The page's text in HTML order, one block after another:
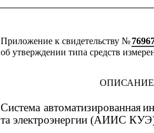
Приложение к свидетельству №
об утверждении типа средств
ОПИСАНИЕ
Система автоматизированная
та электроэнергии (АИИС